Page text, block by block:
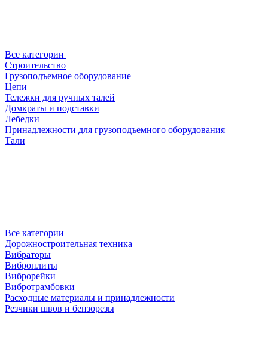
Все категории
Строительство
Грузоподъемное оборудование
Цепи
Тележки для ручных талей
Домкраты и подставки
Лебедки
Принадлежности для грузоподъемного оборудования
Тали
Все категории
Дорожностроительная техника
Вибраторы
Виброплиты
Виброрейки
Вибротрамбовки
Расходные материалы и принадлежности
Резчики швов и бензорезы